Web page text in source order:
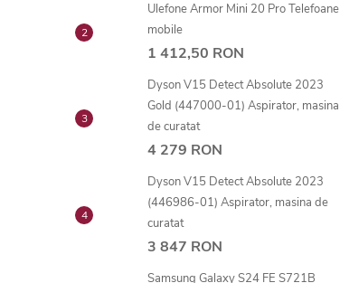
Ulefone Armor Mini 20 Pro Telefoane
mobile
1 412,50 RON
Dyson V15 Detect Absolute 2023
Gold (447000-01) Aspirator, masina
de curatat
4 279 RON
Dyson V15 Detect Absolute 2023
(446986-01) Aspirator, masina de
curatat
3 847 RON
Samsung Galaxy S24 FE S721B